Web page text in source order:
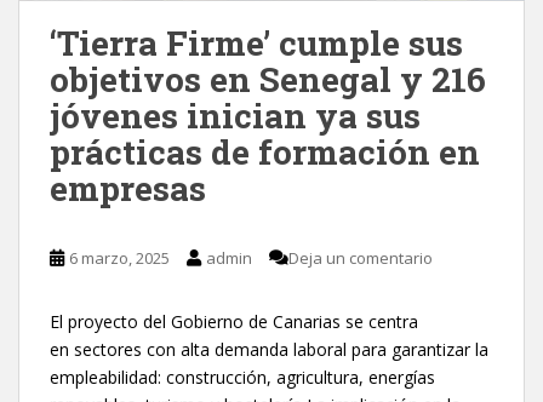
‘Tierra Firme’ cumple sus
objetivos en Senegal y 216
jóvenes inician ya sus
prácticas de formación en
empresas
6 marzo, 2025 admin Deja un comentario
El proyecto del Gobierno de Canarias se centra
en sectores con alta demanda laboral para garantizar la
empleabilidad: construcción, agricultura, energías